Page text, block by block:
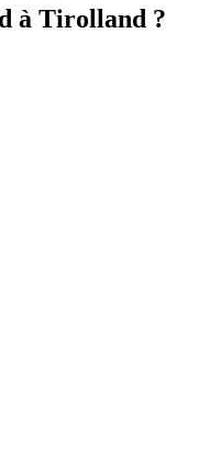
à Tirolland ?